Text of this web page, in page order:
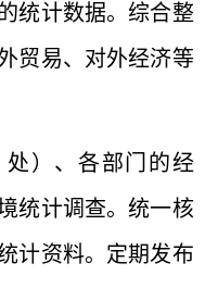
统计数据。综合整
贸易、对外经济等
）、各部门的经
统计调查。统一核
计资料。定期发布